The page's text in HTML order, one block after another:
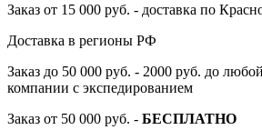
Заказ от 15 000 руб. - доставка по
Доставка в регионы РФ
Заказ до 50 000 руб. - 2000 руб. до
компании с экспедированием
Заказ от 50 000 руб. - БЕСПЛАТНО